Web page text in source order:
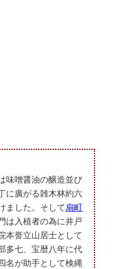
味噌醤油の醸造並び
に廣がる雑木林約六
ました。そして扇町
は入植者の為に井戸
本誉立山居士として
多七、宝暦八年に代
名が助手として検縄